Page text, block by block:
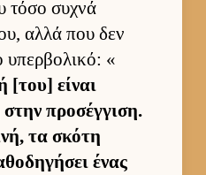
τόσο συχνά
αλλά που δεν
υπερ­βολικό: «
[του] εί­ναι
προσέγ­γιση.
τα σκότη
ένας